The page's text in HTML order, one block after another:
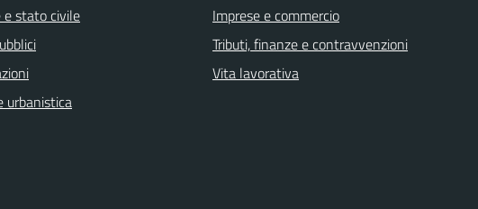
e stato civile
urbanistica
Imprese e commercio
Tributi, finanze e contravvenzioni
Vita lavorativa